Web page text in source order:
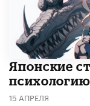
Японские
15 АПРЕЛЯ